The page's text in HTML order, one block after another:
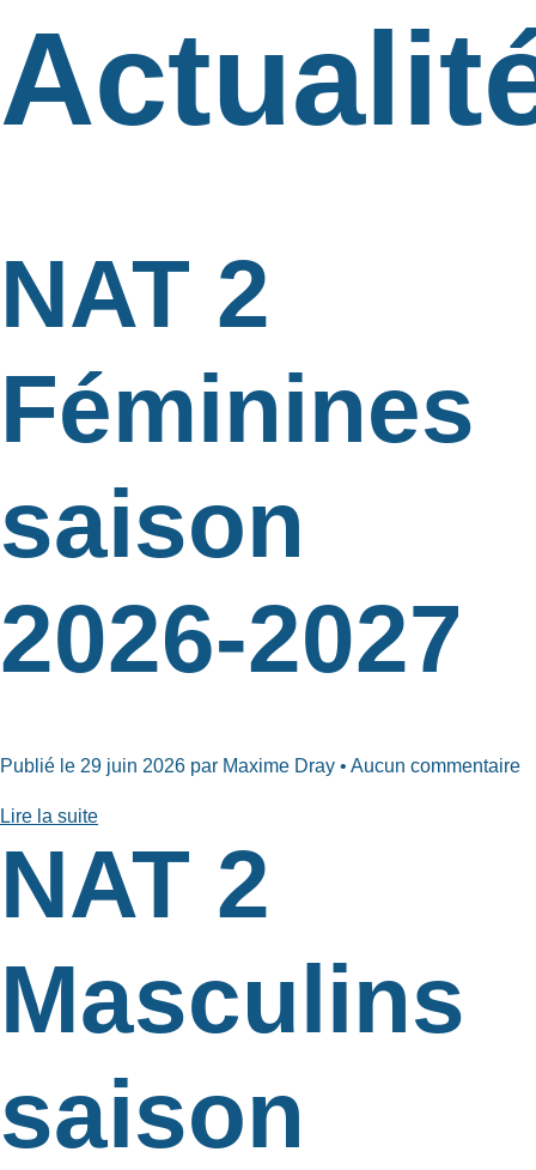
NAT 2
Féminines
saison
2026-2027
Publié le 29 juin 2026 par Maxime Dray • Aucun commentaire
Lire la suite
NAT 2
Masculins
saison